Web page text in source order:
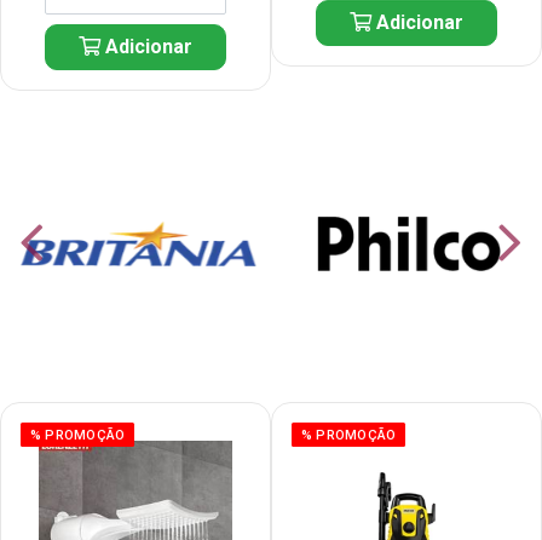
Adicionar
Adicionar
% PROMOÇÃO % PROMOÇÃO